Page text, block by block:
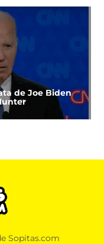
de Joe Biden
Sopitas.com